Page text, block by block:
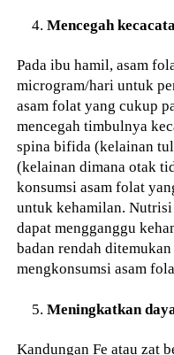
Mencegah
Pada ibu hamil, asam
microgram/hari untuk
asam folat yang cukup
mencegah timbulnya
spina bifida (kelainan
(kelainan dimana otak
konsumsi asam folat
untuk kehamilan.
dapat mengganggu
badan rendah
mengkonsumsi asam
Meningkatkan
Kandungan Fe atau zat